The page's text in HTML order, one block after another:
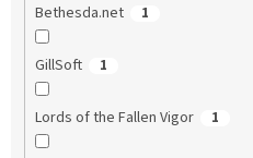
Bethesda.net 1
GillSoft 1
Lords of the Fallen Vigor 1